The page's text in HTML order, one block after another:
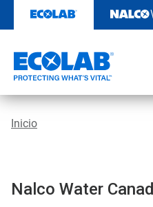
contenido
Inicio
Nalco Water